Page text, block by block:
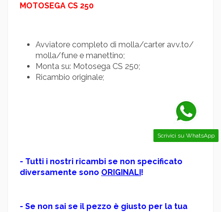
MOTOSEGA CS 250
Avviatore completo di molla/carter avv.to/
molla/fune e manettino;
Monta su: Motosega CS 250;
Ricambio originale;
- Tutti i nostri ricambi se non specificato
diversamente sono ORIGINALI!
- Se non sai se il pezzo è giusto per la tua
Scrivici su WhatsApp